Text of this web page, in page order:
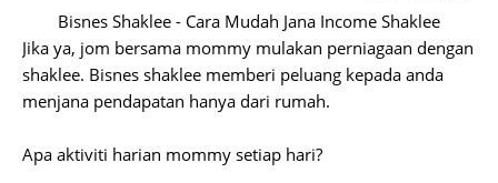
Bisnes Shaklee - Cara Mudah Jana Income Shaklee
Jika ya, jom bersama mommy mulakan perniagaan dengan
shaklee. Bisnes shaklee memberi peluang kepada anda
menjana pendapatan hanya dari rumah.
Apa aktiviti harian mommy setiap hari?